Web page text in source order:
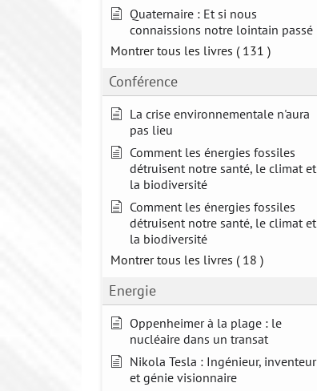
Quaternaire : Et si nous
connaissions notre lointain passé
Montrer tous les livres ( 131 )
Conférence
La crise environnementale n'aura
pas lieu
Comment les énergies fossiles
détruisent notre santé, le climat et
la biodiversité
Comment les énergies fossiles
détruisent notre santé, le climat et
la biodiversité
Montrer tous les livres ( 18 )
Energie
Oppenheimer à la plage : le
nucléaire dans un transat
Nikola Tesla : Ingénieur, inventeur
et génie visionnaire